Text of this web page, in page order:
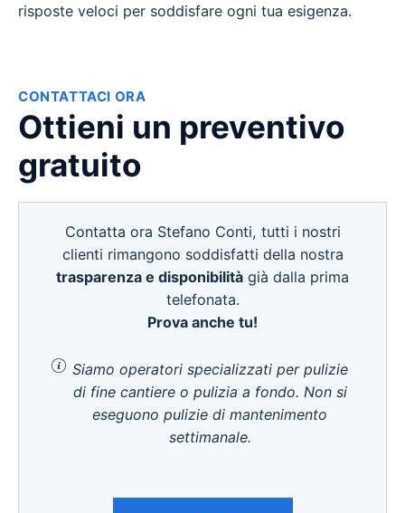
risposte veloci per soddisfare ogni tua esigenza.
CONTATTACI ORA
Ottieni un preventivo
gratuito
Contatta ora Stefano Conti, tutti i nostri
clienti rimangono soddisfatti della nostra
trasparenza e disponibilità già dalla prima
telefonata.
Prova anche tu!
Siamo operatori specializzati per pulizie
di fine cantiere o pulizia a fondo. Non si
eseguono pulizie di mantenimento
settimanale.